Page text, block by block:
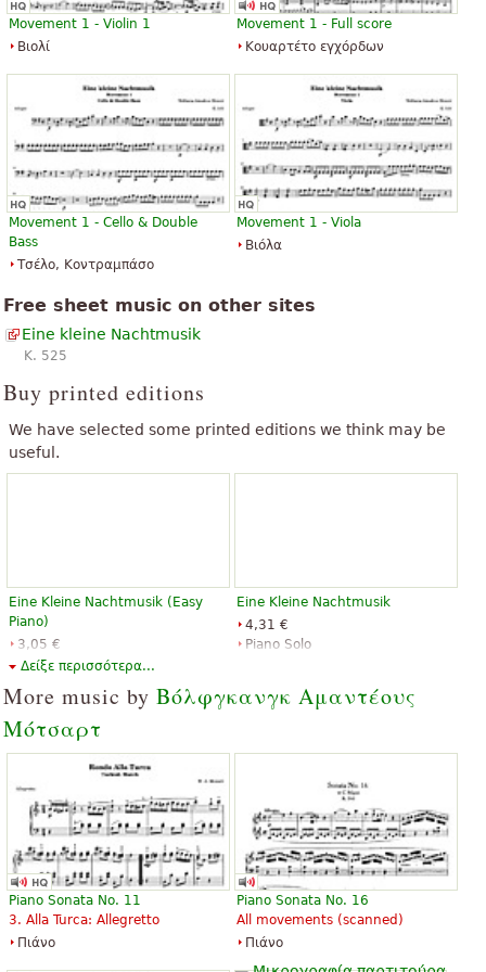
Δες τα όλα 25
Movement 1 - Violin 1
Βιολί
Movement 1 - Full score
Κουαρτέτο εγχόρδων
Movement 1 - Cello & Double
Bass
Τσέλο, Κοντραμπάσο
Movement 1 - Viola
Βιόλα
Free sheet music on other sites
Eine kleine Nachtmusik
K. 525
Buy printed editions
We have selected some printed editions we think may be
useful.
Eine Kleine Nachtmusik (Easy
Piano)
3,05 €
Piano Solo, Easy Piano
Eine Kleine Nachtmusik
4,31 €
Piano Solo
Eine kleine Nachtmusik K. 525
8,66 €
Piano, Violin
Schott Music
Eine Kleine Nachtmusik
8,71 €
Piano Solo
Alfred Music Publishing
Δείξε περισσότερα...
More music by Βόλφγκανγκ Αμαντέους
Μότσαρτ
Piano Sonata No. 11
3. Alla Turca: Allegretto
Πιάνο
Piano Sonata No. 16
All movements (scanned)
Πιάνο